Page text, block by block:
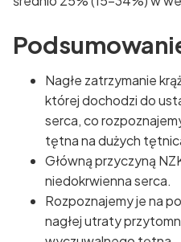
Nagłe zatrzymanie
której dochodzi do
serca, co
tętna na dużych
Główną przyczyną
niedokrwienna serca.
Rozpoznajemy je na
nagłej utraty